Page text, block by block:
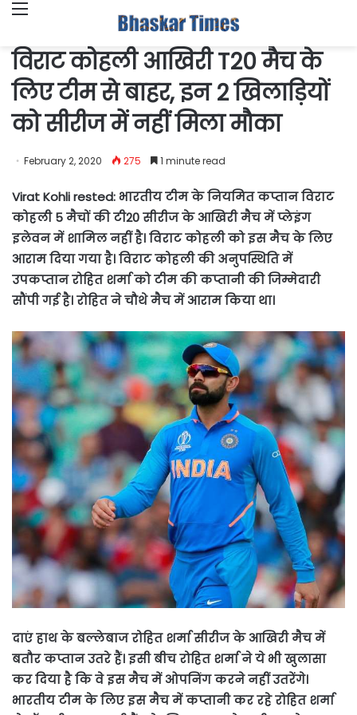
विराट कोहली आखिरी T20 मैच के
लिए टीम से बाहर, इन 2 खिलाड़ियों
को सीरीज में नहीं मिला मौका
February 2, 2020 275 1 minute read
Virat Kohli rested: भारतीय टीम के नियमित कप्तान विराट
कोहली 5 मैचों की टी20 सीरीज के आखिरी मैच में प्लेइंग
इलेवन में शामिल नहीं है। विराट कोहली को इस मैच के लिए
आराम दिया गया है। विराट कोहली की अनुपस्थिति में
उपकप्तान रोहित शर्मा को टीम की कप्तानी की जिम्मेदारी
सौंपी गई है। रोहित ने चौथे मैच में आराम किया था।
दाएं हाथ के बल्लेबाज रोहित शर्मा सीरीज के आखिरी मैच में
बतौर कप्तान उतरे हैं। इसी बीच रोहित शर्मा ने ये भी खुलासा
कर दिया है कि वे इस मैच में ओपनिंग करने नहीं उतरेंगे।
भारतीय टीम के लिए इस मैच में कप्तानी कर रहे रोहित शर्मा